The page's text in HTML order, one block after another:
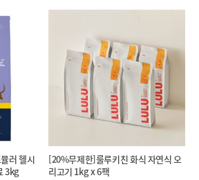
러 헬시
3kg
[20%무제한]룰루키친 화식 자연식 오
리고기 1kg x 6팩